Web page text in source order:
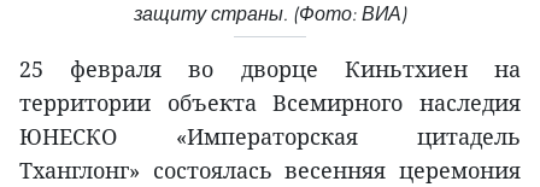
защиту страны. (Фото: ВИА)
25 февраля во дворце Киньтхиен на
территории объекта Всемирного наследия
ЮНЕСКО «Императорская цитадель
Тханглонг» состоялась весенняя церемония